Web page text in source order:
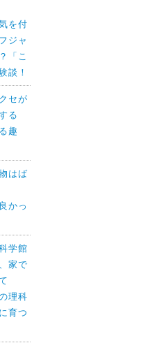
を付
ジャ
「こ
談！
セが
る
趣
はば
かっ
学館
家で
理科
育つ